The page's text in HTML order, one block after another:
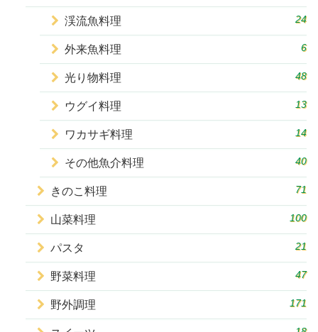
渓流魚料理 24
外来魚料理 6
光り物料理 48
ウグイ料理 13
ワカサギ料理 14
その他魚介料理 40
きのこ料理 71
山菜料理 100
パスタ 21
野菜料理 47
野外調理 171